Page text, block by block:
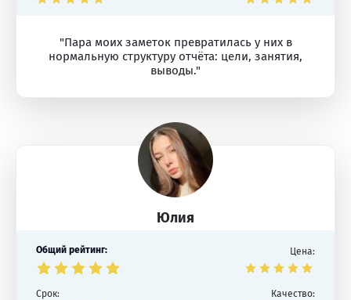
"Пара моих заметок превратилась у них в
нормальную структуру отчёта: цели, занятия,
выводы."
Юлия
Общий рейтинг: Цена:
Срок: Качество: